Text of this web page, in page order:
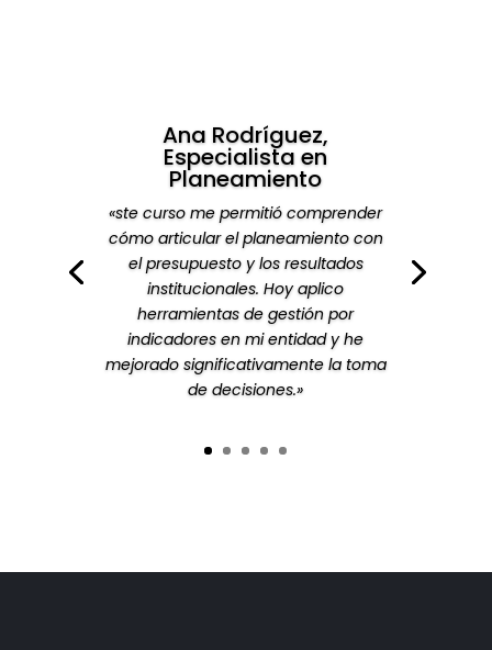
Ana Rodríguez,
Especialista en
Planeamiento
«ste curso me permitió comprender
cómo articular el planeamiento con
el presupuesto y los resultados
institucionales. Hoy aplico
herramientas de gestión por
indicadores en mi entidad y he
mejorado significativamente la toma
de decisiones.»
«Lo que más valoro es el enfoque
práctico. No fue solo teoría:
trabajamos casos reales y
desarrollamos matrices e
instrumentos que ahora utilizo en mi
trabajo diario en el sector público.»